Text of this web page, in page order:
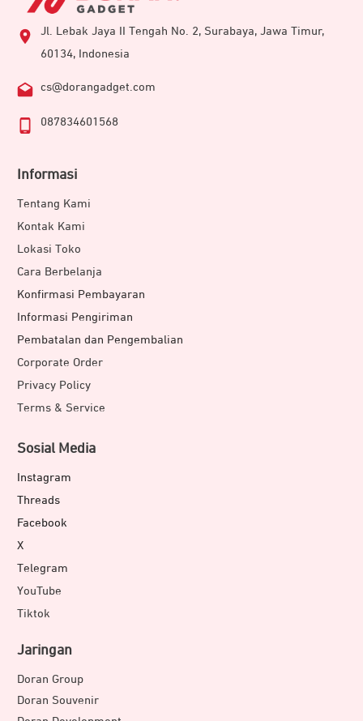
Jl. Lebak Jaya II Tengah No. 2, Surabaya, Jawa Timur,
60134, Indonesia
cs@dorangadget.com
087834601568
Informasi
Tentang Kami
Kontak Kami
Lokasi Toko
Cara Berbelanja
Konfirmasi Pembayaran
Informasi Pengiriman
Pembatalan dan Pengembalian
Corporate Order
Privacy Policy
Terms & Service
Sosial Media
Instagram
Threads
Facebook
X
Telegram
YouTube
Tiktok
Jaringan
Doran Group
Doran Souvenir